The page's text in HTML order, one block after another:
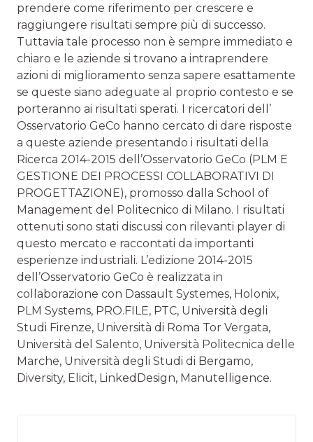
prendere come riferimento per crescere e
raggiungere risultati sempre più di successo.
Tuttavia tale processo non è sempre immediato e
chiaro e le aziende si trovano a intraprendere
azioni di miglioramento senza sapere esattamente
se queste siano adeguate al proprio contesto e se
porteranno ai risultati sperati. I ricercatori dell’
Osservatorio GeCo hanno cercato di dare risposte
a queste aziende presentando i risultati della
Ricerca 2014-2015 dell’Osservatorio GeCo (PLM E
GESTIONE DEI PROCESSI COLLABORATIVI DI
PROGETTAZIONE), promosso dalla School of
Management del Politecnico di Milano. I risultati
ottenuti sono stati discussi con rilevanti player di
questo mercato e raccontati da importanti
esperienze industriali. L’edizione 2014-2015
dell’Osservatorio GeCo è realizzata in
collaborazione con Dassault Systemes, Holonix,
PLM Systems, PRO.FILE, PTC, Università degli
Studi Firenze, Università di Roma Tor Vergata,
Università del Salento, Università Politecnica delle
Marche, Università degli Studi di Bergamo,
Diversity, Elicit, LinkedDesign, Manutelligence.